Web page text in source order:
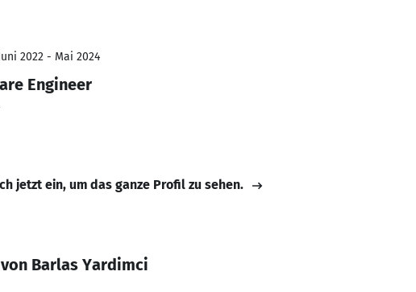
2022 - Mai 2024
Engineer
jetzt ein, um das ganze Profil zu sehen.
Barlas Yardimci